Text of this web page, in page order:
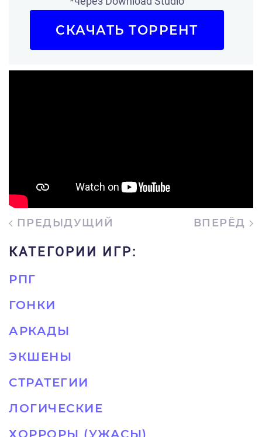
СКАЧАТЬ ТОРРЕНТ
ПРЕДЫДУЩИЙ ВПЕРЁД
КАТЕГОРИИ ИГР:
РПГ
ГОНКИ
АРКАДЫ
ЭКШЕНЫ
СТРАТЕГИИ
ЛОГИЧЕСКИЕ
ХОРРОРЫ (УЖАСЫ)